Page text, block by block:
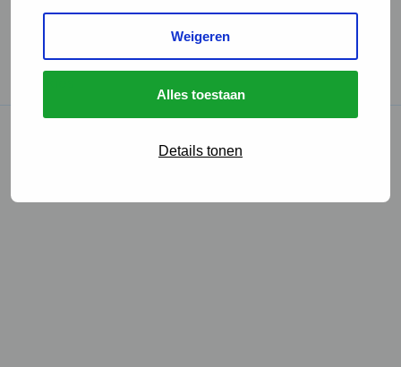
Weigeren
Alles toestaan
Details tonen
GGD Reisvaccinaties